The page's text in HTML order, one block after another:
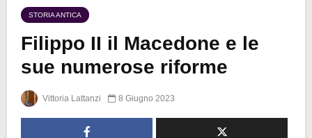
STORIA ANTICA
Filippo II il Macedone e le
sue numerose riforme
Vittoria Lattanzi 8 Giugno 2023